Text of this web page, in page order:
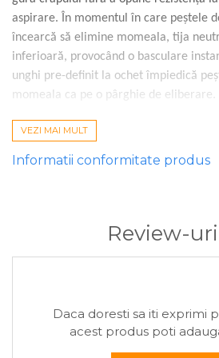
aspirare. În momentul în care peștele
încearcă să elimine momeala, tija
inferioară, provocând o basculare
unghi pre-definit la ochet împiedică
momeala ca pe o pârghie de eliberare.
Strategie de utilizare
Tipuri de ape:Lacuri comerciale
medie, mreană mare și caras
Compatibilitate momeli:Wafters de
de porumb artificial, pelete de
VEZI MAI MULT
Informatii conformitate produs
Review-uri
Daca doresti sa iti exprimi
acest produs poti